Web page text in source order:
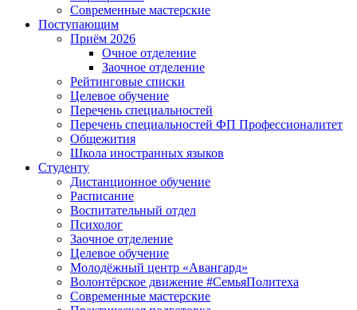
Современные мастерские
Поступающим
Приём 2026
Очное отделение
Заочное отделение
Рейтинговые списки
Целевое обучение
Перечень специальностей
Перечень специальностей ФП Профессионалитет
Общежития
Школа иностранных языков
Студенту
Дистанционное обучение
Расписание
Воспитательный отдел
Психолог
Заочное отделение
Целевое обучение
Молодёжный центр «Авангард»
Волонтёрское движение #СемьяПолитеха
Современные мастерские